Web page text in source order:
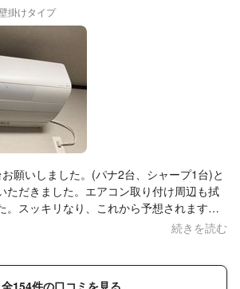
掛けタイプ
願いしました。(パナ2台、シャープ1台)と
ただきました。エアコン取り付け周辺も拭
。スッキリなり、これから予想されます猛
続きを読む
全154件の口コミを見る